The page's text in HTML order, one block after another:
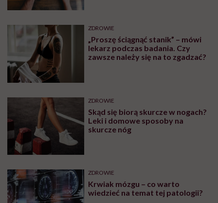
ZDROWIE
„Proszę ściągnąć stanik” – mówi
lekarz podczas badania. Czy
zawsze należy się na to zgadzać?
ZDROWIE
Skąd się biorą skurcze w nogach?
Leki i domowe sposoby na
skurcze nóg
ZDROWIE
Krwiak mózgu – co warto
wiedzieć na temat tej patologii?